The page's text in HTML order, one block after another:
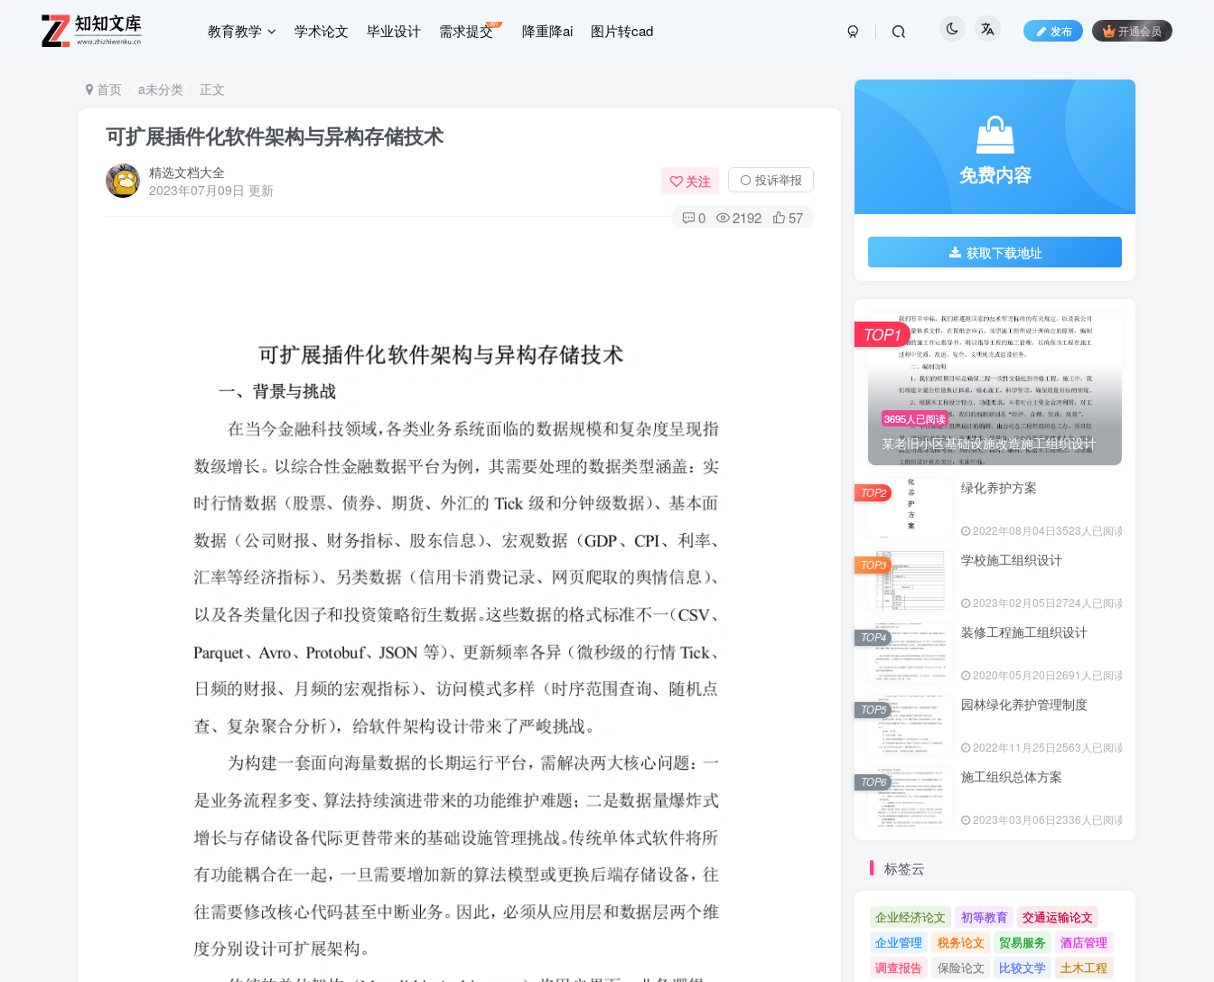
教育教学 学术论文 毕业设计 需求提交新 降重降ai 图片转cad 发布 开通会员
首页 a未分类 正文
可扩展插件化软件架构与异构存储技术
精选文档大全
2023年07月09日 更新
关注 ⚪ 投诉举报
0 2192 57
免费内容
获取下载地址
3695人已阅读
某老旧小区基础设施改造施工组织设计
TOP1
绿化养护方案
2022年08月04日3523人已阅读
TOP2
学校施工组织设计
2023年02月05日2724人已阅读
TOP3
装修工程施工组织设计
2020年05月20日2691人已阅读
TOP4
园林绿化养护管理制度
2022年11月25日2563人已阅读
TOP5
施工组织总体方案
2023年03月06日2336人已阅读
TOP6
标签云
企业经济论文 初等教育
交通运输论文
企业管理
税务论文 贸易服务
酒店管理
调查报告
保险论文 比较文学
土木工程